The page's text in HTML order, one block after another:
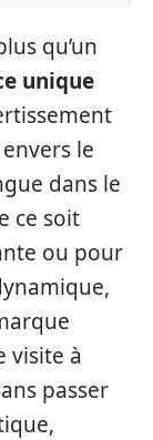
qu’un
unique
le
dans le
ce soit
ou pour
visite à
passer